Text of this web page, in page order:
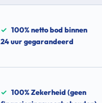
✓ 100% netto bod binnen
24 uur gegarandeerd
✓ 100% Zekerheid (geen